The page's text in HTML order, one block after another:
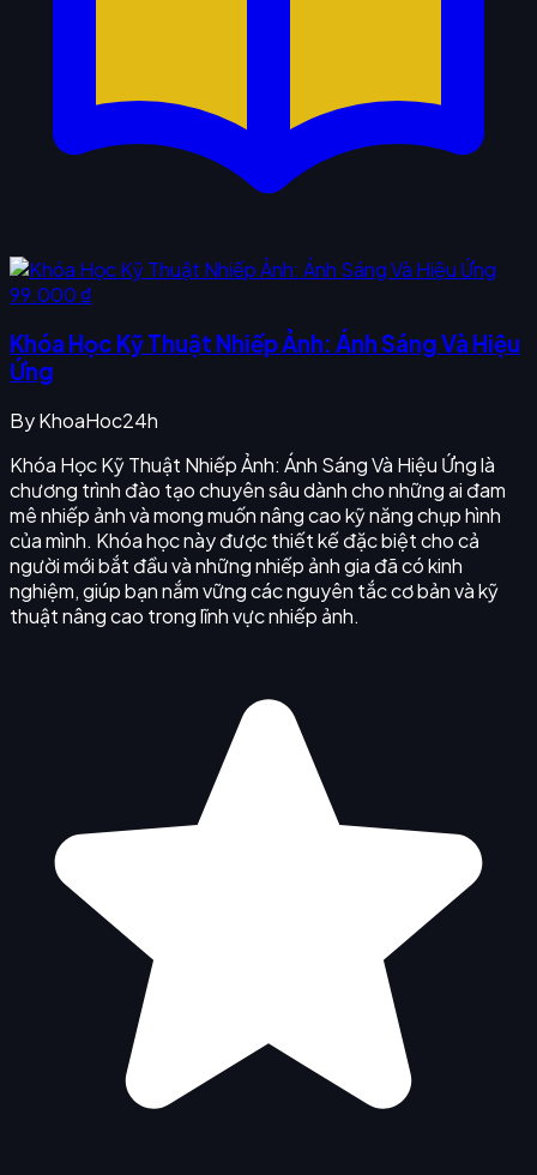
99.000 ₫
Khóa Học Kỹ Thuật Nhiếp Ảnh: Ánh Sáng Và Hiệu
Ứng
ByKhoaHoc24h
Khóa Học Kỹ Thuật Nhiếp Ảnh: Ánh Sáng Và Hiệu Ứng là
chương trình đào tạo chuyên sâu dành cho những ai đam
mê nhiếp ảnh và mong muốn nâng cao kỹ năng chụp hình
của mình. Khóa học này được thiết kế đặc biệt cho cả
người mới bắt đầu và những nhiếp ảnh gia đã có kinh
nghiệm, giúp bạn nắm vững các nguyên tắc cơ bản và kỹ
thuật nâng cao trong lĩnh vực nhiếp ảnh.